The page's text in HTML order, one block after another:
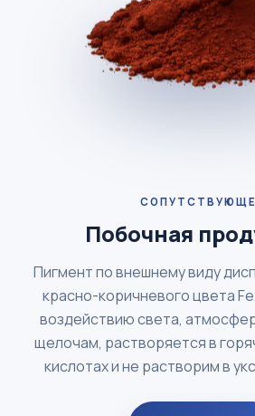
Побочная
Пигмент по внешнему виду
красно-коричневого цвета
воздействию света,
щелочам, растворяется в
кислотах и не растворим в